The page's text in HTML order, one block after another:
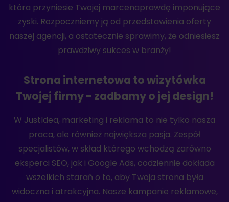
która przyniesie Twojej marcenaprawdę imponujące
zyski. Rozpoczniemy ją od przedstawienia oferty
naszej agencji, a ostatecznie sprawimy, że odniesiesz
prawdziwy sukces w branży!
Strona internetowa to wizytówka
Twojej firmy - zadbamy o jej design!
W JustIdea, marketing i reklama to nie tylko nasza
praca, ale również największa pasja. Zespół
specjalistów, w skład którego wchodzą zarówno
eksperci SEO, jak i Google Ads, codziennie dokłada
wszelkich starań o to, aby Twoja strona była
widoczna i atrakcyjna. Nasze kampanie reklamowe,